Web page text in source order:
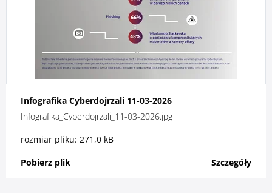
Zaloguj się
Bankuj mobilnie. Aktywuj aplikację Pocztowy.
Infografika Cyberdojrzali 11-03-2026
Infografika_Cyberdojrzali_11-03-2026.jpg
rozmiar pliku: 271,0 kB
Pobierz plik
Szczegóły